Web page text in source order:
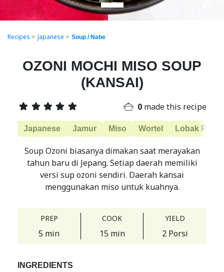
Recipes > Japanese > Soup / Nabe
OZONI MOCHI MISO SOUP
(KANSAI)
0 made this recipe
Japanese Jamur Miso Wortel Lobak Putih
Soup Ozoni biasanya dimakan saat merayakan
tahun baru di Jepang. Setiap daerah memiliki
versi sup ozoni sendiri. Daerah kansai
menggunakan miso untuk kuahnya.
PREP
5 min
COOK
15 min
YIELD
2 Porsi
INGREDIENTS